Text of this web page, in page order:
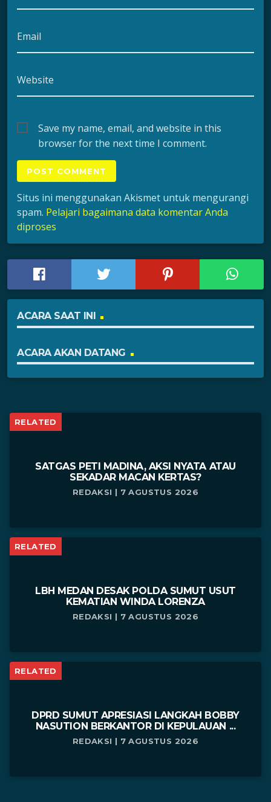
Email
Website
Save my name, email, and website in this
browser for the next time I comment.
Situs ini menggunakan Akismet untuk mengurangi
spam. Pelajari bagaimana data komentar Anda
diproses
ACARA SAAT INI
ACARA AKAN DATANG
RELATED
SATGAS PETI MADINA, AKSI NYATA ATAU
SEKADAR MACAN KERTAS?
REDAKSI | 7 AGUSTUS 2026
RELATED
LBH MEDAN DESAK POLDA SUMUT USUT
KEMATIAN WINDA LORENZA
REDAKSI | 7 AGUSTUS 2026
RELATED
DPRD SUMUT APRESIASI LANGKAH BOBBY
NASUTION BERKANTOR DI KEPULAUAN ...
REDAKSI | 7 AGUSTUS 2026